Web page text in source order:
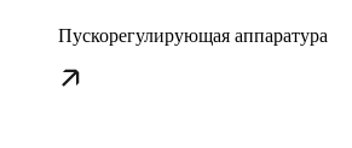
Пускорегулирующая аппаратура